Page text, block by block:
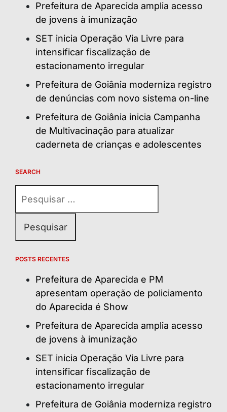
Prefeitura de Aparecida amplia acesso
de jovens à imunização
SET inicia Operação Via Livre para
intensificar fiscalização de
estacionamento irregular
Prefeitura de Goiânia moderniza registro
de denúncias com novo sistema on-line
Prefeitura de Goiânia inicia Campanha
de Multivacinação para atualizar
caderneta de crianças e adolescentes
SEARCH
por:
POSTS RECENTES
Prefeitura de Aparecida e PM
apresentam operação de policiamento
do Aparecida é Show
Prefeitura de Aparecida amplia acesso
de jovens à imunização
SET inicia Operação Via Livre para
intensificar fiscalização de
estacionamento irregular
Prefeitura de Goiânia moderniza registro